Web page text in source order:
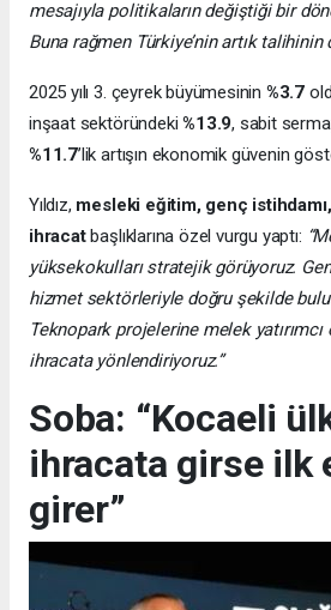
mesajıyla politikaların değiştiği bir
Buna rağmen Türkiye’nin artık talihinin
2025 yılı 3. çeyrek büyümesinin %3.7
inşaat sektöründeki%13.9, sabit
%11.7’lik artışın ekonomik güvenin
Yıldız, mesleki eğitim, genç
ihracatbaşlıklarına özel vurgu yaptı:
yüksekokulları stratejik görüyoruz.
hizmet sektörleriyle doğru şekilde
Teknopark projelerine melek
ihracata yönlendiriyoruz.”
Soba: “Kocaeli
ihracata girse ilk
girer”